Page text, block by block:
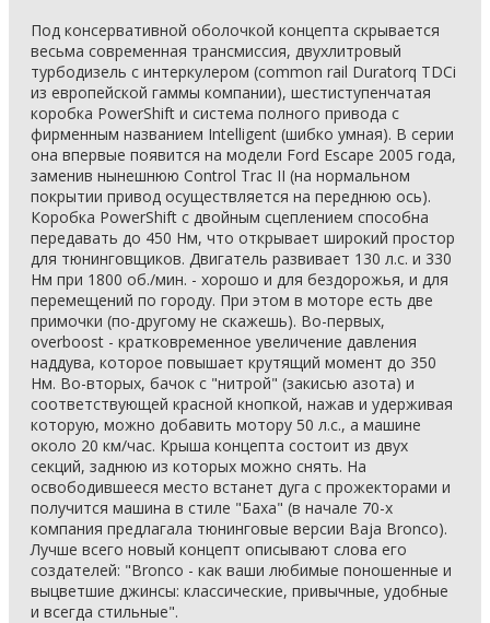
Под консервативной оболочкой концепта скрывается
весьма современная трансмиссия, двухлитровый
турбодизель с интеркулером (common rail Duratorq TDCi
из европейской гаммы компании), шестиступенчатая
коробка PowerShift и система полного привода с
фирменным названием Intelligent (шибко умная). В серии
она впервые появится на модели Ford Escape 2005 года,
заменив нынешнюю Control Trac II (на нормальном
покрытии привод осуществляется на переднюю ось).
Коробка PowerShift с двойным сцеплением способна
передавать до 450 Нм, что открывает широкий простор
для тюнинговщиков. Двигатель развивает 130 л.с. и 330
Нм при 1800 об./мин. - хорошо и для бездорожья, и для
перемещений по городу. При этом в моторе есть две
примочки (по-другому не скажешь). Во-первых,
overboost - кратковременное увеличение давления
наддува, которое повышает крутящий момент до 350
Нм. Во-вторых, бачок с "нитрой" (закисью азота) и
соответствующей красной кнопкой, нажав и удерживая
которую, можно добавить мотору 50 л.с., а машине
около 20 км/час. Крыша концепта состоит из двух
секций, заднюю из которых можно снять. На
освободившееся место встанет дуга с прожекторами и
получится машина в стиле "Баха" (в начале 70-х
компания предлагала тюнинговые версии Baja Bronco).
Лучше всего новый концепт описывают слова его
создателей: "Bronco - как ваши любимые поношенные и
выцветшие джинсы: классические, привычные, удобные
и всегда стильные".